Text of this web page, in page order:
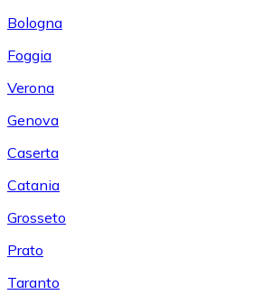
Bologna
Foggia
Verona
Genova
Caserta
Catania
Grosseto
Prato
Taranto